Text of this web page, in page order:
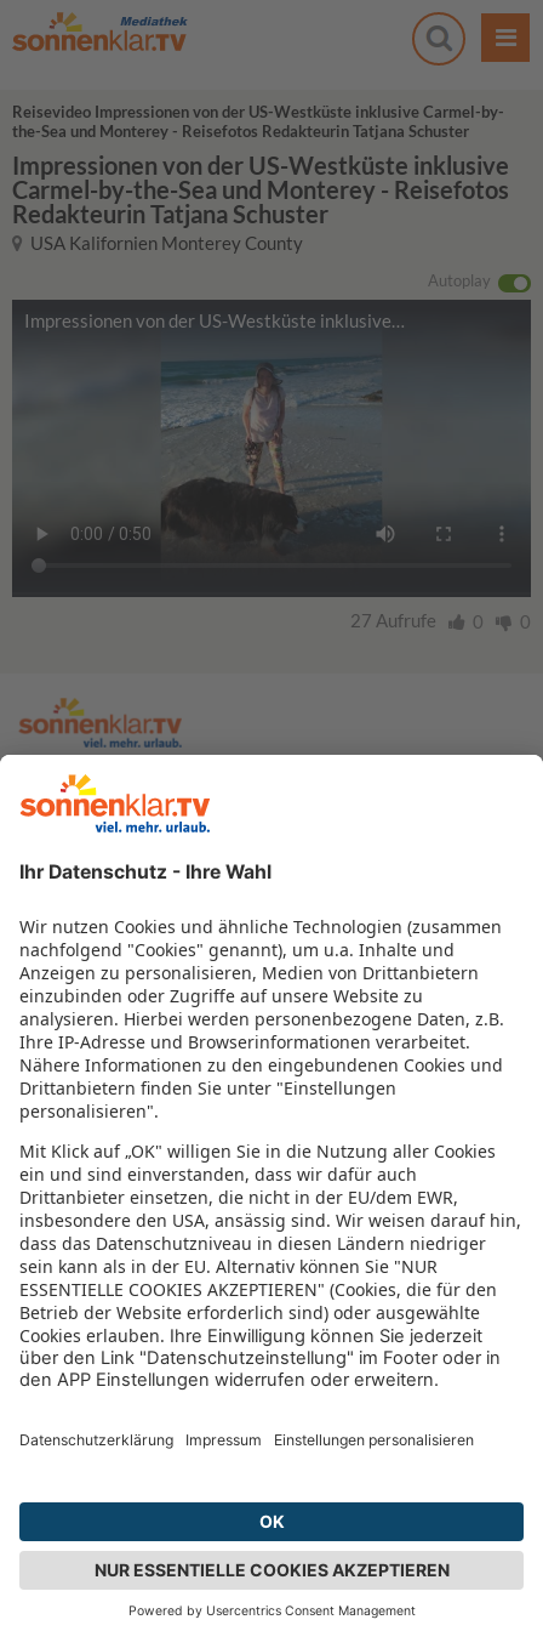
Reisevideo Impressionen von der US-Westküste inklusive Carmel-by-
the-Sea und Monterey - Reisefotos Redakteurin Tatjana Schuster
Impressionen von der US-Westküste inklusive
Carmel-by-the-Sea und Monterey - Reisefotos
Redakteurin Tatjana Schuster
USA Kalifornien Monterey County
Autoplay
Impressionen von der US-Westküste inklusive Carmel-by-the-Sea und Monterey - Reisefotos Redakteurin Tatjana Schuster
27 Aufrufe 0 0
zur sonnenklar.TV Webseite
Moderatoren
Impressum
Informationen zur Barrierefreiheit
Datenschutz
Datenschutzeinstellungen
In der sonnenklar.TV Mediathek finden Sie alle Informationen rundum
den TV-Sender sonnenklar.TV!
Das Angebot war mal wieder zu schnell weg? Oder Sie wollen sich Ihre
nächste Traumreise noch einmal gratis etwas genauer anschauen? Dann
stöbern Sie doch in unserem TV-Programmund sehen Sie sich dort die
Folgen der letzten Tage nochmal an! Sie würden gerne wissen, was
gerade im TV läuft? Über unserenLive-Streamkönnen Sie sonnenklar.TV
online anschauen und die aktuellen Reise-Schnäppchen aus dem
Fernsehen verfolgen! Alle HDTV Infos und Empfangs-Einstellungen
finden Siehier. Dazu gehören Anleitungen zu den Einstellungen bei
Android & iOS Apps sowie der Windows PC App. Für Inspirationen sorgen
den Urlwald entführen! Diverse Videos von Hotels, der Umgebung und
© 2026 sonnenklar.TV All rights reserved.